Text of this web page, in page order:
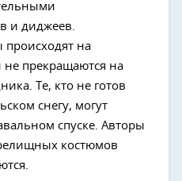
и диджеев.
на
прекращаются на
Те, кто не готов
снегу, могут
спуске. Авторы
костюмов